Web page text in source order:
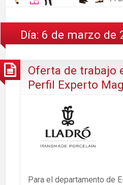
Día: 6 de marzo de
Oferta de trabajo
Perfil Experto
Para el departamento de